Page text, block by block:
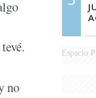
no
Espacio